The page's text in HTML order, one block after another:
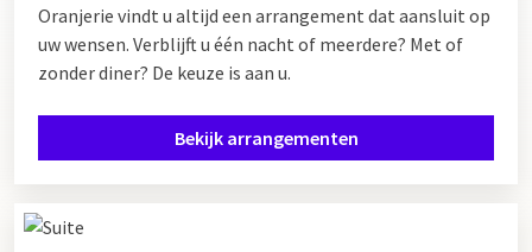
Oranjerie vindt u altijd een arrangement dat aansluit op
uw wensen. Verblijft u één nacht of meerdere? Met of
zonder diner? De keuze is aan u.
Bekijk arrangementen